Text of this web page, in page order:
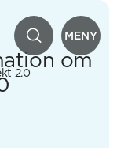
MENY
2.0
om